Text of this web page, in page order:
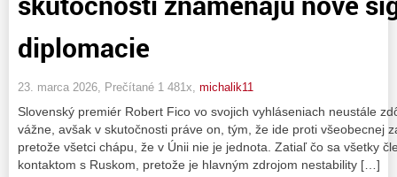
diplomacie
23. marca 2026, Prečítané 1 481x, michalik11
Slovenský premiér Robert Fico vo svojich vyhláseniach neustále
vážne, avšak v skutočnosti práve on, tým, že ide proti všeobecnej
pretože všetci chápu, že v Únii nie je jednota. Zatiaľ čo sa všetky
kontaktom s Ruskom, pretože je hlavným zdrojom nestability […]